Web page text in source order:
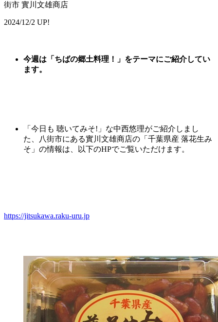
街市 實川文雄商店
2024/12/2 UP!
今週は 「 ちばの郷土料理 ！ 」 をテーマにご紹介してい
ます。
「今日も 聴いてみそ!」な中西悠理がご紹介しまし
た、
八街市にある實川 文雄商店の「千葉県産 落花生み
そ」 の情報は、以下のHPでご覧いただけます。
https://jitsukawa.raku-uru.jp